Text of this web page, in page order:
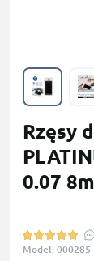
Rzęsy
0.07
Model: 000285